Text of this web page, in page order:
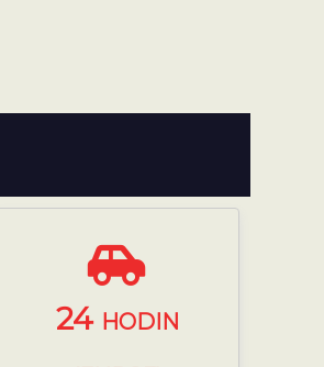
24 HODIN